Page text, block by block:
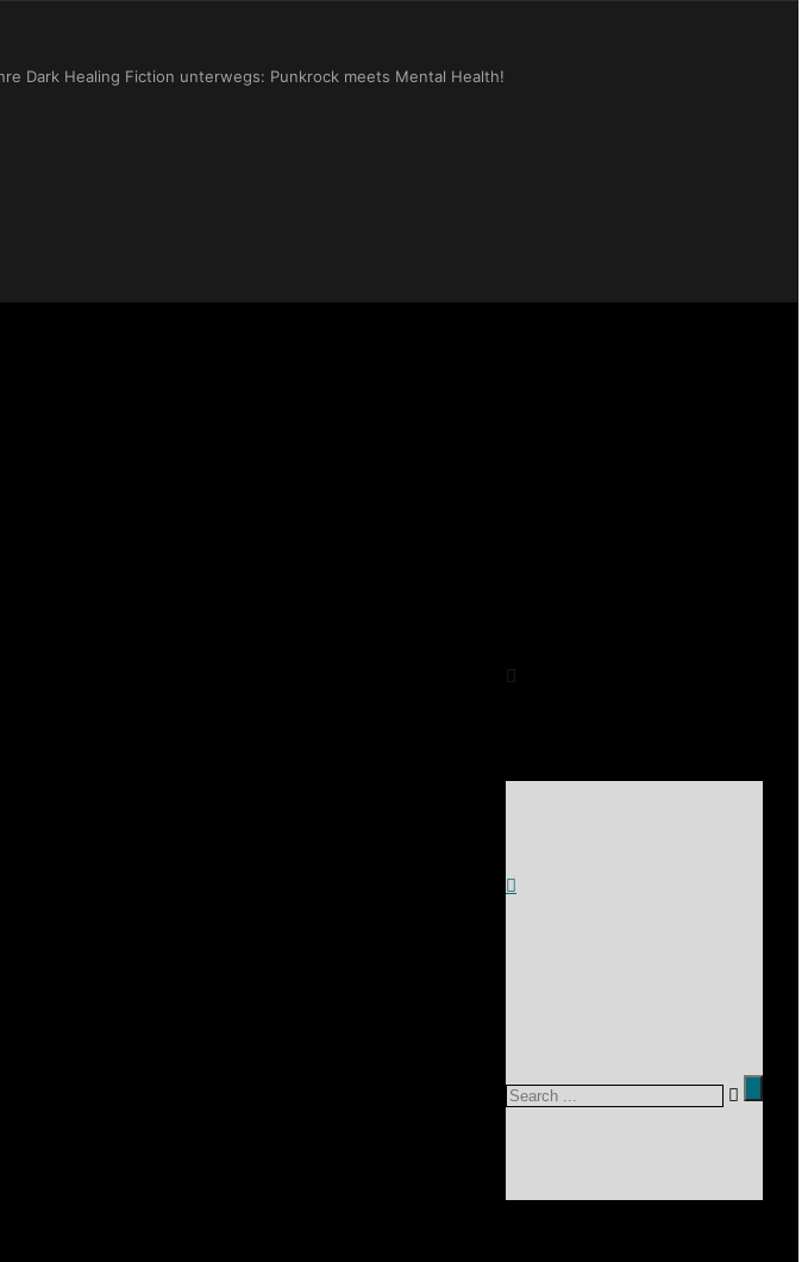
Dark Healing Fiction unterwegs: Punkrock meets Mental Health!